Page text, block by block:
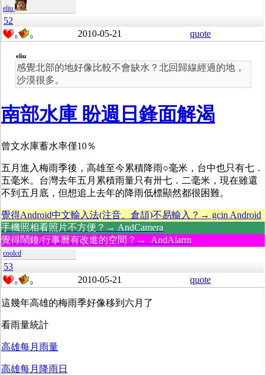
eliu
52
0 0 2010-05-21 quote
eliu
感覺北部的地好像比較不會缺水？北回歸線經過的地，
沙漠很多。
南部水庫 盼週日鋒面解渴
曾文水庫蓄水率僅10％
五月進入梅雨季後，高雄至今累積降雨○毫米，台中也只有七．
五毫米。台灣去年五月累積雨量只有卅七．二毫米，現在雖還
不到五月底，但想追上去年的降雨低標顯然都很困難。
覺得Android中文輸入法(注音、倉頡)不易輸入？→ gcin Android
手機照相看照片不方便？→ AndCamera
覺得鬧鐘/行事曆有改進的空間？→ AndAlarm
coolcd
53
0 0 2010-05-21 quote
這幾年高雄的梅雨季好像移到六月了
看雨量統計
高雄每月雨量
高雄每月降雨日